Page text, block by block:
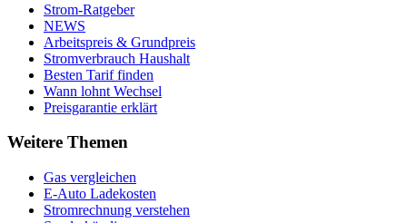
Strom-Ratgeber
NEWS
Arbeitspreis & Grundpreis
Stromverbrauch Haushalt
Besten Tarif finden
Wann lohnt Wechsel
Preisgarantie erklärt
Weitere Themen
Gas vergleichen
E-Auto Ladekosten
Stromrechnung verstehen